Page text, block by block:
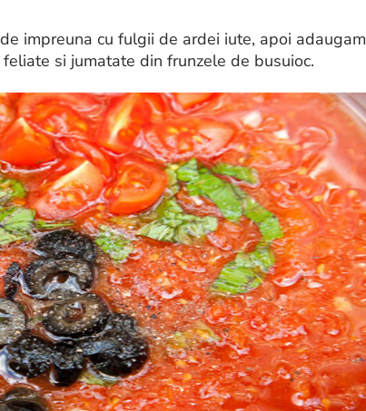
impreuna cu fulgii de ardei iute, apoi adaugam
si jumatate din frunzele de busuioc.